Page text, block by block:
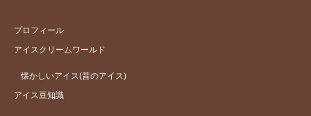
プロフィール
アイスクリームワールド
懐かしいアイス(昔のアイス)
アイス豆知識